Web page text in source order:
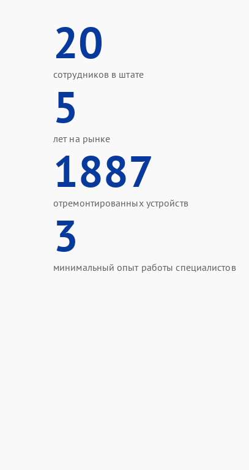
20
сотрудников в штате
5
лет на рынке
1887
отремонтированных устройств
3
минимальный опыт работы специалистов